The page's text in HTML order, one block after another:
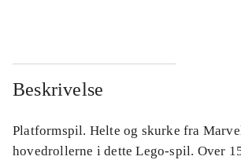
Beskrivelse
Platformspil. Helte og skurke fra
hovedrollerne i dette Lego-spil. Over